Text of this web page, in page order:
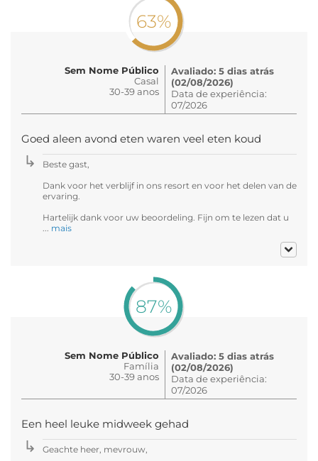
63%
Sem Nome Público
Casal
30-39 anos
Avaliado: 5 dias atrás
(02/08/2026)
Data de experiência:
07/2026
Goed aleen avond eten waren veel eten koud
Beste gast,
Dank voor het verblijf in ons resort en voor het delen van de
ervaring.
Hartelijk dank voor uw beoordeling. Fijn om te lezen dat u
mais
87%
Sem Nome Público
Família
30-39 anos
Avaliado: 5 dias atrás
(02/08/2026)
Data de experiência:
07/2026
Een heel leuke midweek gehad
Geachte heer, mevrouw,